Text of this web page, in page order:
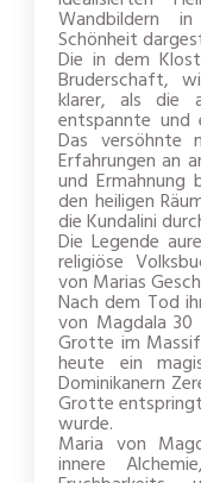
Wandbildern
Schönheit
Die in dem
Bruderschaft,
klarer, als die
entspannte und
Das versöhnte
Erfahrungen an
und
den heiligen
die Kundalini
Die Legende
religiöse
von Marias
Nach dem Tod
von Magdala 30
Grotte im
heute ein
Dominikanern
Grotte
wurde.
Maria von
innere